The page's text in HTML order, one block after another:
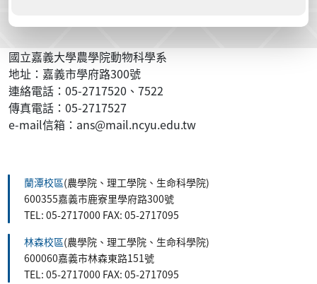
國立嘉義大學農學院動物科學系
地址：嘉義市學府路300號
連絡電話：05-2717520、7522
傳真電話：05-2717527
e-mail信箱：ans@mail.ncyu.edu.tw
蘭潭校區(農學院、理工學院、生命科學院)
600355嘉義市鹿寮里學府路300號
TEL: 05-2717000 FAX: 05-2717095
林森校區(農學院、理工學院、生命科學院)
600060嘉義市林森東路151號
TEL: 05-2717000 FAX: 05-2717095